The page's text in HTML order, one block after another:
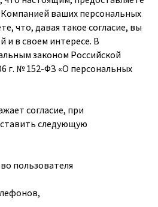
Компанией ваших персональных
что, давая такое согласие, вы
и в своем интересе. В
законом Российской
г. № 152-ФЗ «О персональных
согласие, при
следующую
пользователя